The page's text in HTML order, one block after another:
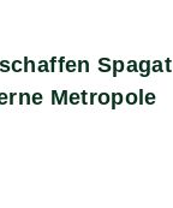
Spagat
Metropole